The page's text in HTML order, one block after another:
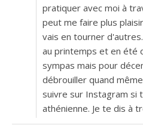
pratiquer avec moi à
peut me faire plus
vais en tourner
au printemps et en été
sympas mais pour
débrouiller quand
suivre sur Instagram si
athénienne. Je te dis à